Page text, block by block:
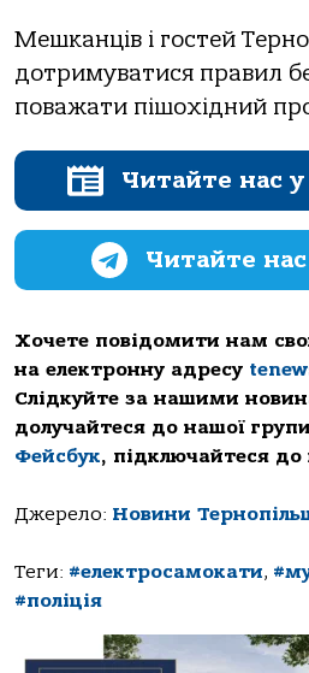
Мешканців і гостей
дотримуватися правил
поважати пішохідний
Читайте нас
Читайте
Хочете повідомити нам
на електронну адресу
Слідкуйте за нашими
долучайтеся до нашої
Фейсбук, підключайтеся до
Джерело: Новини
Теги: #електросамокати,
#поліція